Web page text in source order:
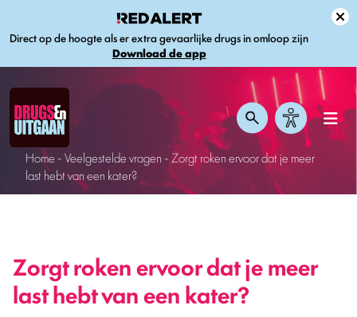
Direct op de hoogte als er extra gevaarlijke drugs in omloop zijn
Download de app
Home-Veelgestelde vragen-Zorgt roken ervoor dat je meer
last hebt van een kater?
Zorgt roken ervoor dat je meer
last hebt van een kater?